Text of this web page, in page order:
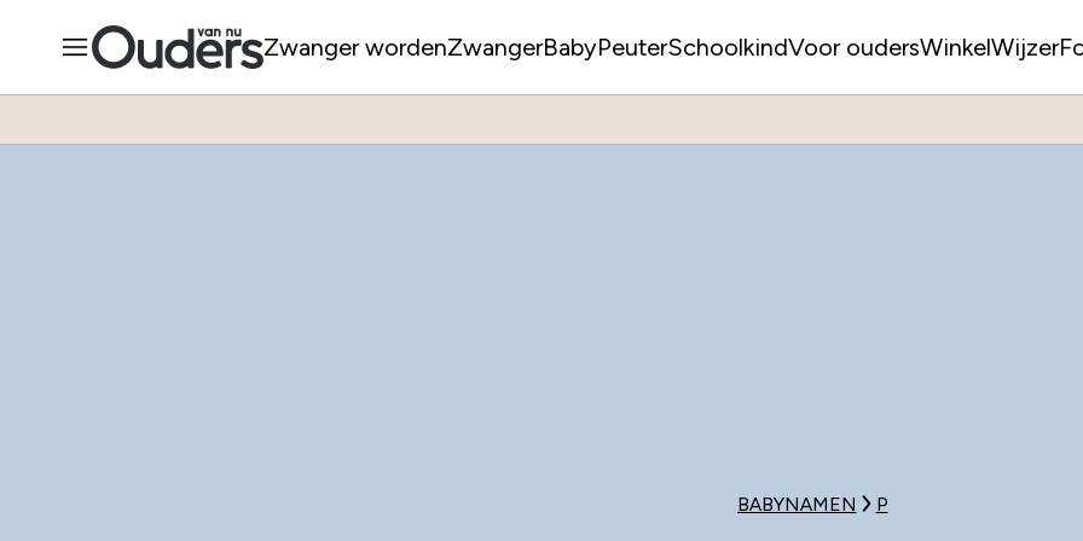
Zwanger wordenZwangerBabyPeuterSchoolkindVoor oudersWinkelWijzer
BABYNAMEN P